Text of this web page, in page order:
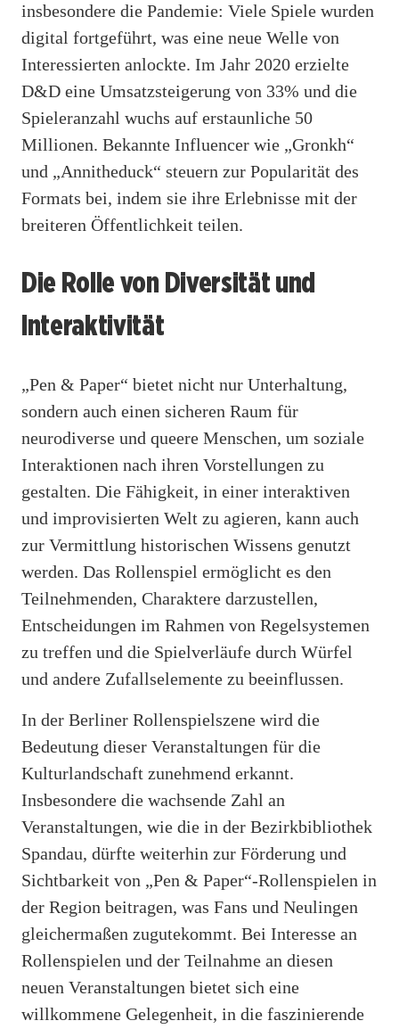
insbesondere die Pandemie: Viele Spiele wurden
digital fortgeführt, was eine neue Welle von
Interessierten anlockte. Im Jahr 2020 erzielte
D&D eine Umsatzsteigerung von 33% und die
Spieleranzahl wuchs auf erstaunliche 50
Millionen. Bekannte Influencer wie „Gronkh“
und „Annitheduck“ steuern zur Popularität des
Formats bei, indem sie ihre Erlebnisse mit der
breiteren Öffentlichkeit teilen.
Die Rolle von Diversität und
Interaktivität
„Pen & Paper“ bietet nicht nur Unterhaltung,
sondern auch einen sicheren Raum für
neurodiverse und queere Menschen, um soziale
Interaktionen nach ihren Vorstellungen zu
gestalten. Die Fähigkeit, in einer interaktiven
und improvisierten Welt zu agieren, kann auch
zur Vermittlung historischen Wissens genutzt
werden. Das Rollenspiel ermöglicht es den
Teilnehmenden, Charaktere darzustellen,
Entscheidungen im Rahmen von Regelsystemen
zu treffen und die Spielverläufe durch Würfel
und andere Zufallselemente zu beeinflussen.
In der Berliner Rollenspielszene wird die
Bedeutung dieser Veranstaltungen für die
Kulturlandschaft zunehmend erkannt.
Insbesondere die wachsende Zahl an
Veranstaltungen, wie die in der Bezirkbibliothek
Spandau, dürfte weiterhin zur Förderung und
Sichtbarkeit von „Pen & Paper“-Rollenspielen in
der Region beitragen, was Fans und Neulingen
gleichermaßen zugutekommt. Bei Interesse an
Rollenspielen und der Teilnahme an diesen
neuen Veranstaltungen bietet sich eine
willkommene Gelegenheit, in die faszinierende